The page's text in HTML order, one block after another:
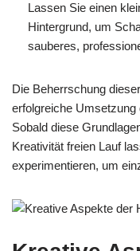
Lassen Sie einen
Hintergrund, um
sauberes,
Die Beherrschung
erfolgreiche
Sobald diese
Kreativität freien Lauf
experimentieren, um